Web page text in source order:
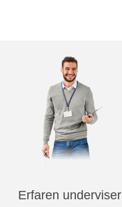
Erfaren underviser